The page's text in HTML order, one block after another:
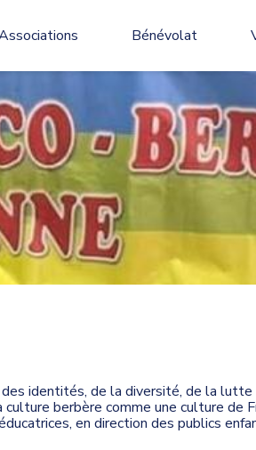
Bénévolat
identités, de la diversité, de la lutte
berbère comme une culture de
en direction des publics